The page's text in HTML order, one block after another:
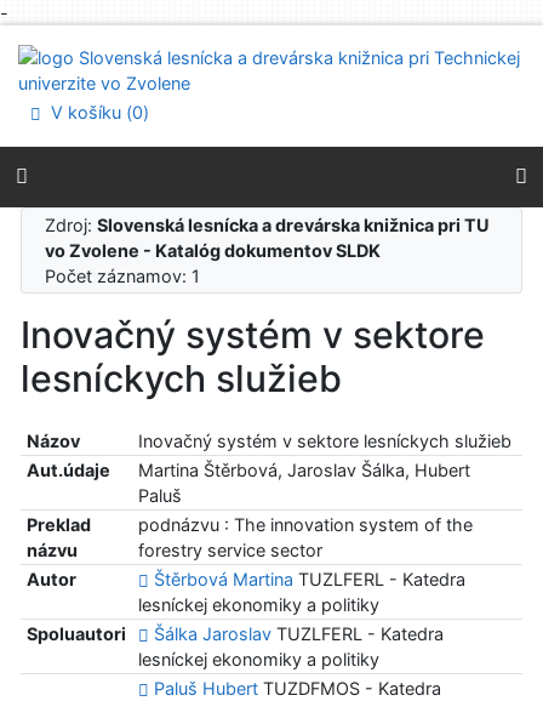
-
Prejsť na menu
Prehlásenie o webovej prístupnosti
V košíku (0)
Zdroj:Slovenská lesnícka a drevárska knižnica pri TU
vo Zvolene - Katalóg dokumentov SLDK
Počet záznamov: 1
Inovačný systém v sektore
lesníckych služieb
Názov
Inovačný systém v sektore lesníckych služieb
Aut.údaje
Martina Štěrbová, Jaroslav Šálka, Hubert
Paluš
Preklad
názvu
podnázvu : The innovation system of the
forestry service sector
Autor
Štěrbová Martina TUZLFERL - Katedra
lesníckej ekonomiky a politiky
Spoluautori
Šálka JaroslavTUZLFERL - Katedra
lesníckej ekonomiky a politiky
Paluš HubertTUZDFMOS - Katedra